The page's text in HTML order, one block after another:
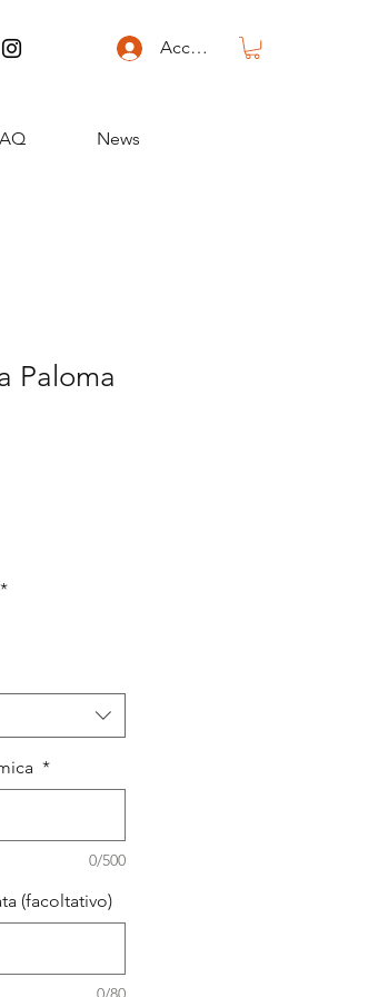
Accedi
News
Paloma
*
*
0/500
(facoltativo)